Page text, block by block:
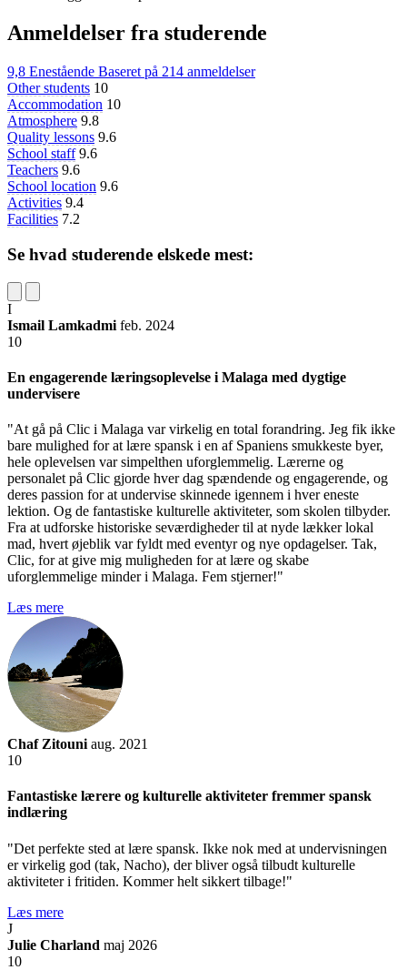
Anmeldelser fra studerende
9,8 Enestående Baseret på 214 anmeldelser
Other students 10
Accommodation 10
Atmosphere 9.8
Quality lessons 9.6
School staff 9.6
Teachers 9.6
School location 9.6
Activities 9.4
Facilities 7.2
Se hvad studerende elskede mest:
I
Ismail Lamkadmi feb. 2024
10
En engagerende læringsoplevelse i Malaga med dygtige
undervisere
"At gå på Clic i Malaga var virkelig en total forandring. Jeg fik ikke
bare mulighed for at lære spansk i en af Spaniens smukkeste byer,
hele oplevelsen var simpelthen uforglemmelig. Lærerne og
personalet på Clic gjorde hver dag spændende og engagerende, og
deres passion for at undervise skinnede igennem i hver eneste
lektion. Og de fantastiske kulturelle aktiviteter, som skolen tilbyder.
Fra at udforske historiske seværdigheder til at nyde lækker lokal
mad, hvert øjeblik var fyldt med eventyr og nye opdagelser. Tak,
Clic, for at give mig muligheden for at lære og skabe
uforglemmelige minder i Malaga. Fem stjerner!"
Læs mere
Chaf Zitouni aug. 2021
10
Fantastiske lærere og kulturelle aktiviteter fremmer spansk
indlæring
"Det perfekte sted at lære spansk. Ikke nok med at undervisningen
er virkelig god (tak, Nacho), der bliver også tilbudt kulturelle
aktiviteter i fritiden. Kommer helt sikkert tilbage!"
Læs mere
J
Julie Charland maj 2026
10